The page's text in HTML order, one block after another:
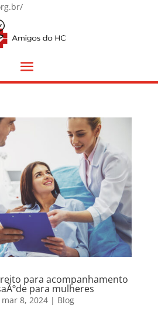
para acompanhamento
para mulheres
mar 8, 2024| Blog